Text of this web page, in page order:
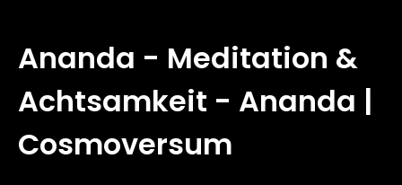
Ananda - Meditation &
Achtsamkeit - Ananda |
Cosmoversum